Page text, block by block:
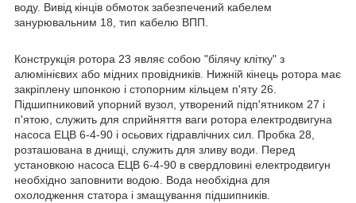
воду. Вивід кінців обмоток забезпечений кабелем
занурювальним 18, тип кабелю ВПП.
Конструкція ротора 23 являє собою "білячу клітку" з
алюмінієвих або мідних провідників. Нижній кінець ротора має
закріплену шпонкою і стопорним кільцем п'яту 26.
Підшипниковий упорний вузол, утворений підп'ятником 27 і
п'ятою, служить для сприйняття ваги ротора електродвигуна
насоса ЕЦВ 6-4-90 і осьових гідравлічних сил. Пробка 28,
розташована в днищі, служить для зливу води. Перед
установкою насоса ЕЦВ 6-4-90 в свердловині електродвигун
необхідно заповнити водою. Вода необхідна для
охолодження статора і змащування підшипників.